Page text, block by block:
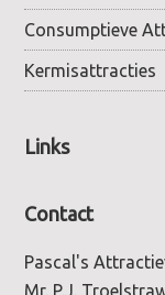
Consumptieve
Kermisattracties
Links
Contact
Pascal's
Mr. P.J.